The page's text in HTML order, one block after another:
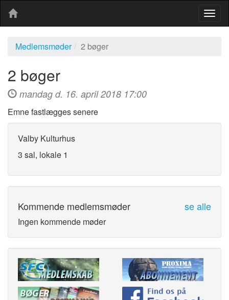
Medlemsmøder
2 bøger
2 bøger
mandag d. 16. april 2018 17:00
Emne fastlægges senere
Valby Kulturhus
3 sal, lokale 1
Kommende medlemsmøder se alle
Ingen kommende møder